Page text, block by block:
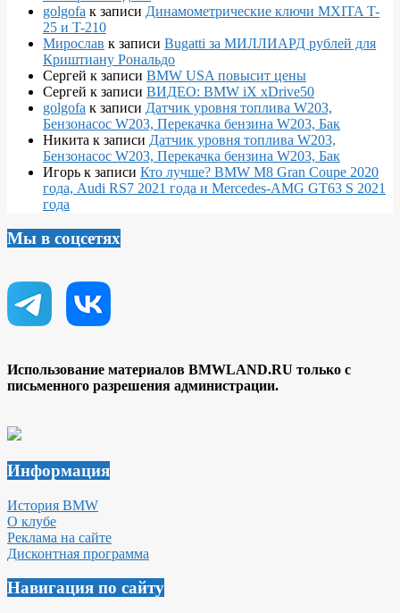
golgofa к записи Динамометрические ключи MXITA T-
25 и T-210
Мирослав к записи Bugatti за МИЛЛИАРД рублей для
Криштиану Рональдо
Сергей к записи BMW USA повысит цены
Сергей к записи ВИДЕО: BMW iX xDrive50
golgofa к записи Датчик уровня топлива W203,
Бензонасос W203, Перекачка бензина W203, Бак
Никита к записи Датчик уровня топлива W203,
Бензонасос W203, Перекачка бензина W203, Бак
Игорь к записи Кто лучше? BMW M8 Gran Coupe 2020
года, Audi RS7 2021 года и Mercedes-AMG GT63 S 2021
года
Мы в соцсетях
Использование материалов BMWLAND.RU только с
письменного разрешения администрации.
Информация
История BMW
О клубе
Реклама на сайте
Дисконтная программа
Навигация по сайту